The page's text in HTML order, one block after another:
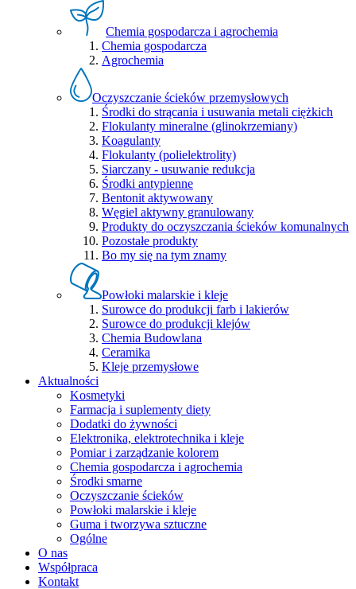
Chemia gospodarcza i agrochemia
Chemia gospodarcza
Agrochemia
Oczyszczanie ścieków przemysłowych
Środki do strącania i usuwania metali ciężkich
Flokulanty mineralne (glinokrzemiany)
Koagulanty
Flokulanty (polielektrolity)
Siarczany - usuwanie redukcja
Środki antypienne
Bentonit aktywowany
Węgiel aktywny granulowany
Produkty do oczyszczania ścieków komunalnych
Pozostałe produkty
Bo my się na tym znamy
Powłoki malarskie i kleje
Surowce do produkcji farb i lakierów
Surowce do produkcji klejów
Chemia Budowlana
Ceramika
Kleje przemysłowe
Aktualności
Kosmetyki
Farmacja i suplementy diety
Dodatki do żywności
Elektronika, elektrotechnika i kleje
Pomiar i zarządzanie kolorem
Chemia gospodarcza i agrochemia
Środki smarne
Oczyszczanie ścieków
Powłoki malarskie i kleje
Guma i tworzywa sztuczne
Ogólne
O nas
Współpraca
Kontakt